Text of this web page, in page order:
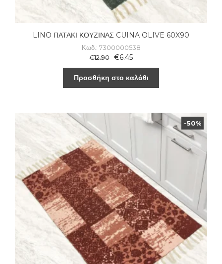
LINO ΠΑΤΑΚΙ ΚΟΥΖΙΝΑΣ CUINA OLIVE 60X90
Κωδ.: 7300000538
€12.90 €6.45
Προσθήκη στο καλάθι
-50%